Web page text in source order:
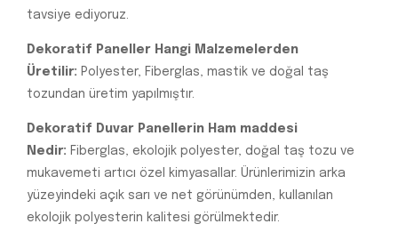
tavsiye ediyoruz.
Dekoratif Paneller Hangi Malzemelerden
Üretilir: Polyester, Fiberglas, mastik ve doğal taş
tozundan üretim yapılmıştır.
Dekoratif Duvar Panellerin Ham maddesi
Nedir: Fiberglas, ekolojik polyester, doğal taş tozu ve
mukavemeti artıcı özel kimyasallar. Ürünlerimizin arka
yüzeyindeki açık sarı ve net görünümden, kullanılan
ekolojik polyesterin kalitesi görülmektedir.